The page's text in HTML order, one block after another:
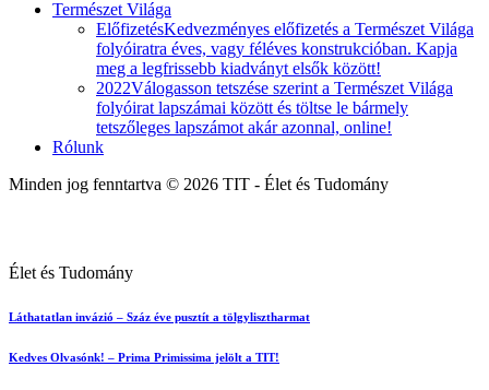
Természet Világa
ElőfizetésKedvezményes előfizetés a Természet Világa
folyóiratra éves, vagy féléves konstrukcióban. Kapja
meg a legfrissebb kiadványt elsők között!
2022Válogasson tetszése szerint a Természet Világa
folyóirat lapszámai között és töltse le bármely
tetszőleges lapszámot akár azonnal, online!
Rólunk
Minden jog fenntartva © 2026 TIT - Élet és Tudomány
Élet és Tudomány
Láthatatlan invázió – Száz éve pusztít a tölgylisztharmat
Kedves Olvasónk! – Prima Primissima jelölt a TIT!